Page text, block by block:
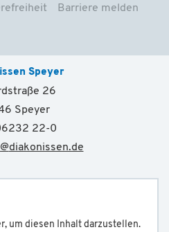
Barriere melden
Speyer
26
Speyer
22-0
@diakonissen.de
um diesen Inhalt darzustellen.